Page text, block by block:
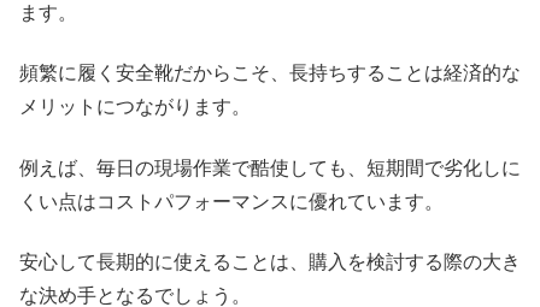
ます。
頻繁に履く安全靴だからこそ、長持ちすることは経済的な
メリットにつながります。
例えば、毎日の現場作業で酷使しても、短期間で劣化しに
くい点はコストパフォーマンスに優れています。
安心して長期的に使えることは、購入を検討する際の大き
な決め手となるでしょう。